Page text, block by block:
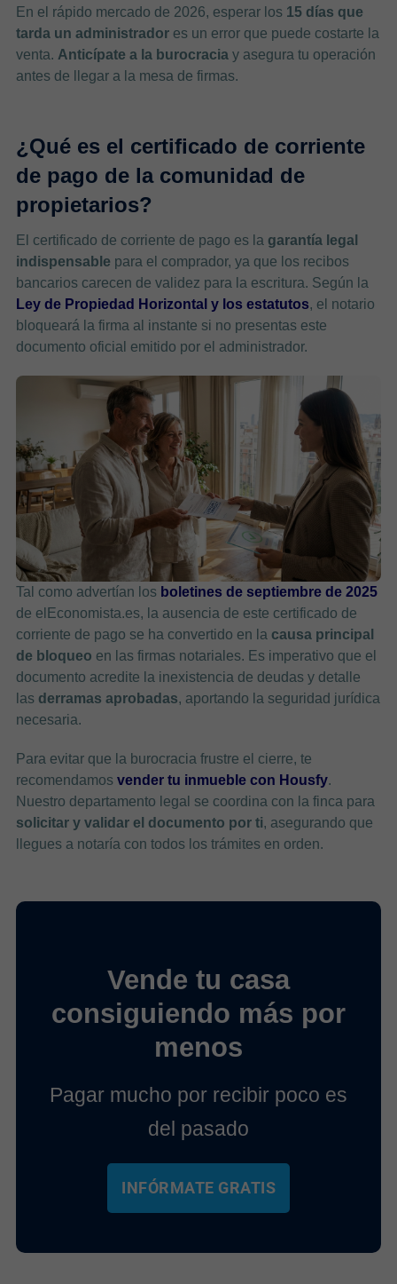
En el rápido mercado de 2026, esperar los 15 días que
tarda un administradores un error que puede costarte la
venta. Anticípate a la burocraciay asegura tu operación
antes de llegar a la mesa de firmas.
¿Qué es el certificado de corriente
de pago de la comunidad de
propietarios?
El certificado de corriente de pago es la garantía legal
indispensable para el comprador, ya que los recibos
bancarios carecen de validez para la escritura. Según la
Ley de Propiedad Horizontal y los estatutos, el notario
bloqueará la firma al instante si no presentas este
documento oficial emitido por el administrador.
Tal como advertían los boletines de septiembre de 2025
de elEconomista.es, la ausencia de este certificado de
corriente de pago se ha convertido en la causa principal
de bloqueo en las firmas notariales. Es imperativo que el
documento acredite la inexistencia de deudas y detalle
las derramas aprobadas, aportando la seguridad jurídica
necesaria.
Para evitar que la burocracia frustre el cierre, te
recomendamos vender tu inmueble con Housfy.
Nuestro departamento legal se coordina con la finca para
solicitar y validar el documento por ti, asegurando que
llegues a notaría con todos los trámites en orden.
Vende tu casa
consiguiendo más por
menos
Pagar mucho por recibir poco es
del pasado
INFÓRMATE GRATIS